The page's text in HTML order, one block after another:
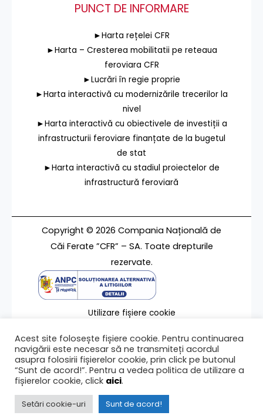
PUNCT DE INFORMARE
►Harta rețelei CFR
►Harta – Cresterea mobilitatii pe reteaua
feroviara CFR
►Lucrări în regie proprie
►Harta interactivă cu modernizările trecerilor la
nivel
►Harta interactivă cu obiectivele de investiții a
infrastructurii feroviare finanțate de la bugetul
de stat
►Harta interactivă cu stadiul proiectelor de
infrastructură feroviară
Copyright © 2026 Compania Națională de
Căi Ferate ”CFR” – SA. Toate drepturile
rezervate.
Utilizare fișiere cookie
Contact
Ultima modificare a paginii 13/07/2022
Acest site folosește fișiere cookie. Pentru continuarea
navigării este necesar să ne transmiteți acordul
asupra folosirii fișierelor cookie, prin click pe butonul
“Sunt de acord!”. Pentru a vedea politica de utilizare a
fișierelor cookie, click aici.
Setări cookie-uri Sunt de acord!